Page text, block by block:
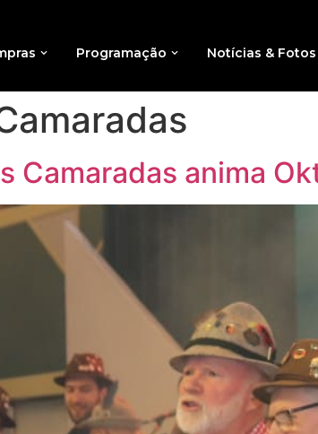
Programação Notícias & Fotos
Camaradas anima